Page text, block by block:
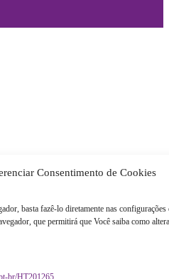
Consentimento de Cookies
basta fazê-lo diretamente nas configurações
que permitirá que Você saiba como
br/HT201265